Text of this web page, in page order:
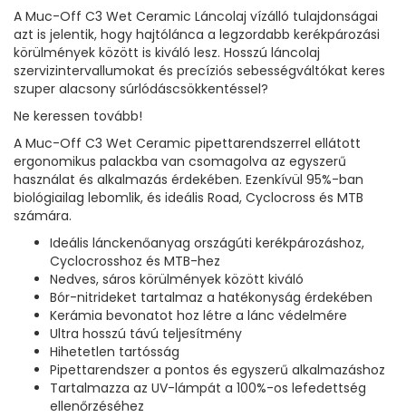
A Muc-Off C3 Wet Ceramic Láncolaj vízálló tulajdonságai
azt is jelentik, hogy hajtólánca a legzordabb kerékpározási
körülmények között is kiváló lesz. Hosszú láncolaj
szervizintervallumokat és precíziós sebességváltókat keres
szuper alacsony súrlódáscsökkentéssel?
Ne keressen tovább!
A Muc-Off C3 Wet Ceramic pipettarendszerrel ellátott
ergonomikus palackba van csomagolva az egyszerű
használat és alkalmazás érdekében. Ezenkívül 95%-ban
biológiailag lebomlik, és ideális Road, Cyclocross és MTB
számára.
Ideális lánckenőanyag országúti kerékpározáshoz,
Cyclocrosshoz és MTB-hez
Nedves, sáros körülmények között kiváló
Bór-nitrideket tartalmaz a hatékonyság érdekében
Kerámia bevonatot hoz létre a lánc védelmére
Ultra hosszú távú teljesítmény
Hihetetlen tartósság
Pipettarendszer a pontos és egyszerű alkalmazáshoz
Tartalmazza az UV-lámpát a 100%-os lefedettség
ellenőrzéséhez